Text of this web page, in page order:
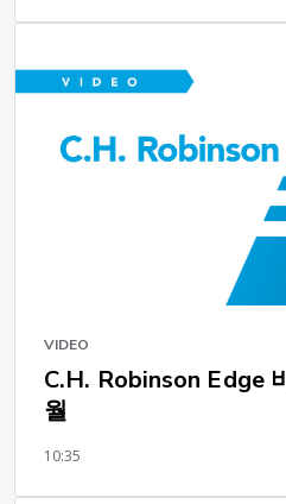
VIDEO
C.H. Robinson Edge
월
10:35